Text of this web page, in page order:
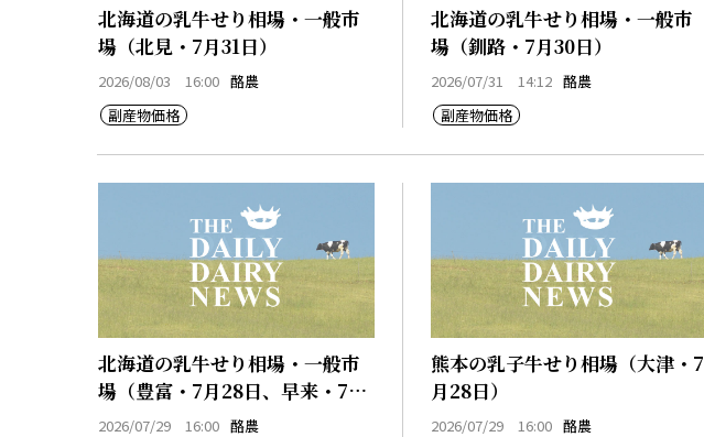
北海道の乳牛せり相場・一般市
場（北見・7月31日）
2026/08/03 16:00 酪農
副産物価格
北海道の乳牛せり相場・一般市
場（釧路・7月30日）
2026/07/31 14:12 酪農
副産物価格
北海道の乳牛せり相場・一般市
場（豊富・7月28日、早来・7月
28日）
2026/07/29 16:00 酪農
熊本の乳子牛せり相場（大津・7
月28日）
2026/07/29 16:00 酪農